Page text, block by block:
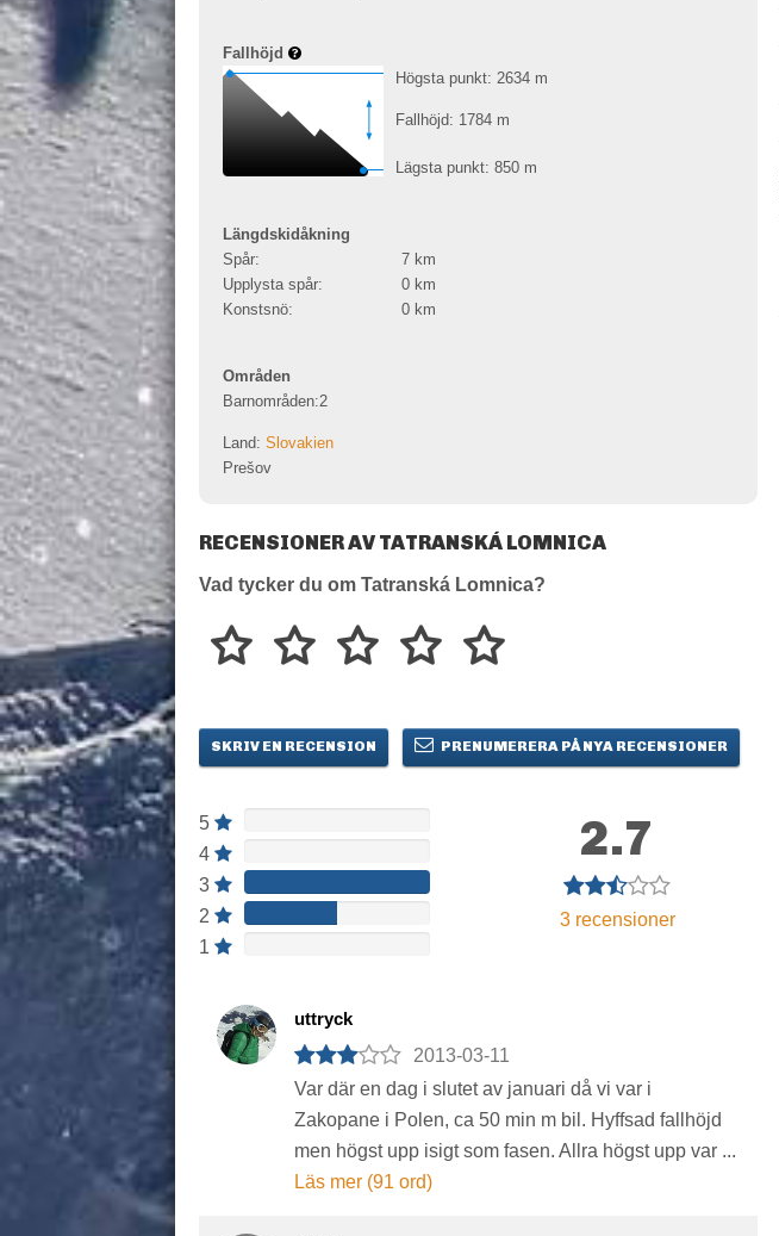
Fallhöjd
Högsta punkt: 2634 m
Fallhöjd: 1784 m
Lägsta punkt: 850 m
Längdskidåkning
Spår:
7 km
Upplysta spår:
0 km
Konstsnö:
0 km
Områden
Barnområden:2
Land: Slovakien
Prešov
RECENSIONER AV TATRANSKÁ LOMNICA
Vad tycker du om Tatranská Lomnica?
SKRIV EN RECENSION PRENUMERERA PÅ NYA RECENSIONER
5
4
3
2
1
2.7
3recensioner
uttryck
2013-03-11
Var där en dag i slutet av januari då vi var i
Zakopane i Polen, ca 50 min m bil. Hyffsad fallhöjd
men högst upp isigt som fasen. Allra högst upp var ...
Läs mer (91 ord)